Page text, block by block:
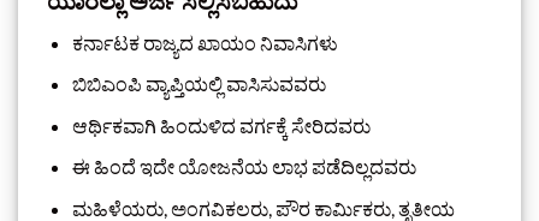
ಕರ್ನಾಟಕ ರಾಜ್ಯದ ಖಾಯಂ ನಿವಾಸಿಗಳು
ಬಿಬಿಎಂಪಿ ವ್ಯಾಪ್ತಿಯಲ್ಲಿ ವಾಸಿಸುವವರು
ಆರ್ಥಿಕವಾಗಿ ಹಿಂದುಳಿದ ವರ್ಗಕ್ಕೆ ಸೇರಿದವರು
ಈ ಹಿಂದೆ ಇದೇ ಯೋಜನೆಯ ಲಾಭ ಪಡೆದಿಲ್ಲದವರು
ಮಹಿಳೆಯರು, ಅಂಗವಿಕಲರು, ಪೌರ ಕಾರ್ಮಿಕರು, ತೃತೀಯ